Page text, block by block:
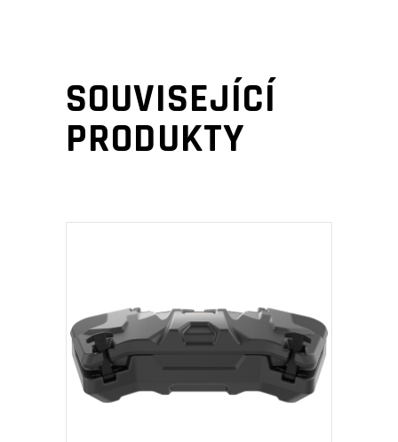
SOUVISEJÍCÍ
PRODUKTY
PŘIDAT DO KOŠÍKU